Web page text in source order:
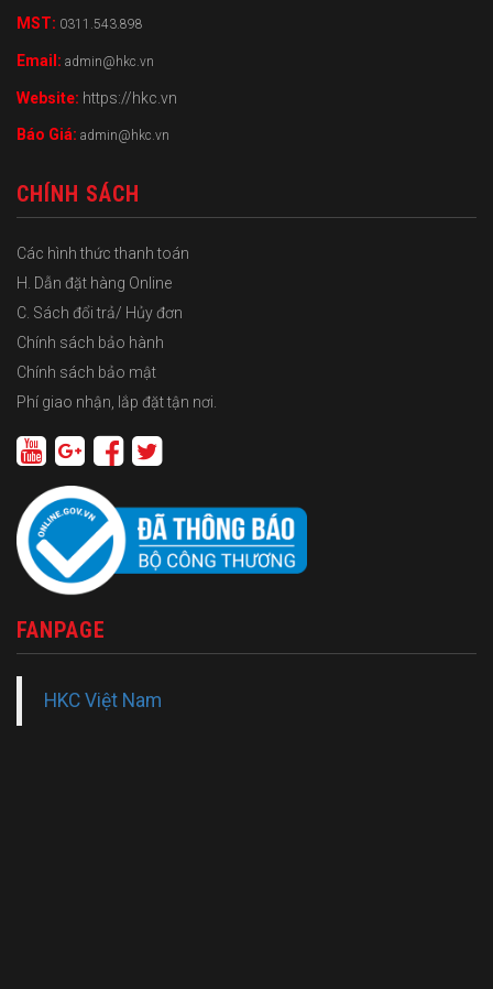
MST: 0311.543.898
Email: admin@hkc.vn
Website: https://hkc.vn
Báo Giá: admin@hkc.vn
CHÍNH SÁCH
Các hình thức thanh toán
H. Dẫn đặt hàng Online
C. Sách đổi trả/ Hủy đơn
Chính sách bảo hành
Chính sách bảo mật
Phí giao nhận, lắp đặt tận nơi.
FANPAGE
HKC Việt Nam